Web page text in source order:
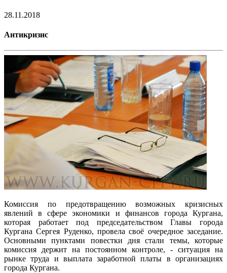
28.11.2018
Антикризис
Комиссия по предотвращению возможных кризисных
явлений в сфере экономики и финансов города Кургана,
которая работает под председательством Главы города
Кургана Сергея Руденко, провела своё очередное заседание.
Основными пунктами повестки дня стали темы, которые
комиссия держит на постоянном контроле, - ситуация на
рынке труда и выплата заработной платы в организациях
города Кургана.